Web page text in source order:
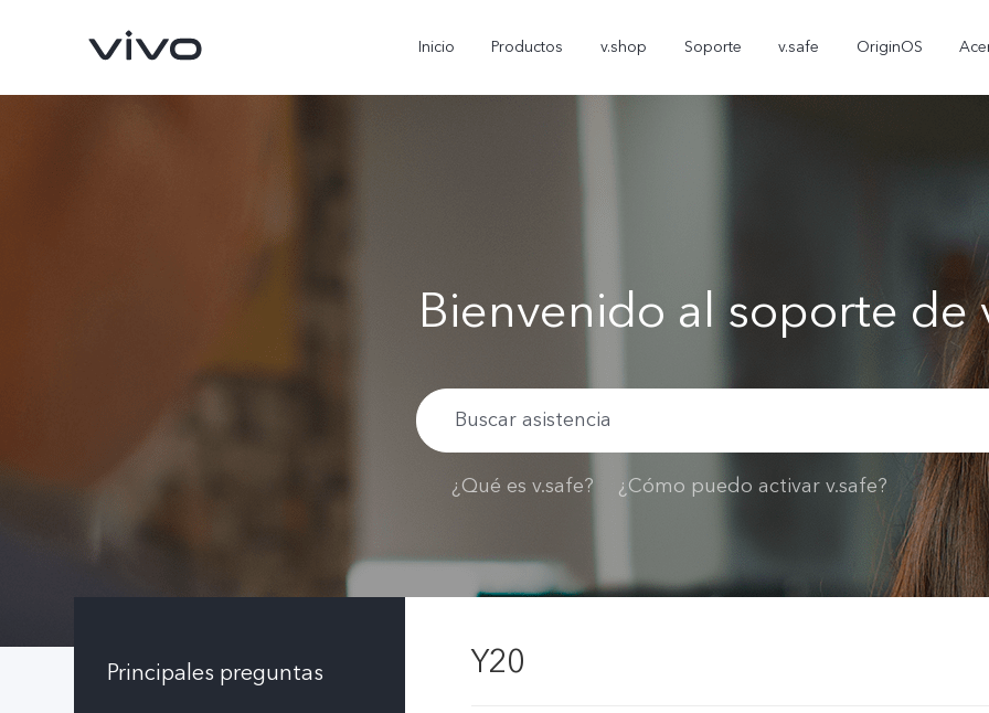
Inicio Productos v.shop Soporte v.safe OriginOS
Bienvenido al soporte de
¿Qué es v.safe? ¿Cómo puedo activar v.safe?
Principales preguntas Y20